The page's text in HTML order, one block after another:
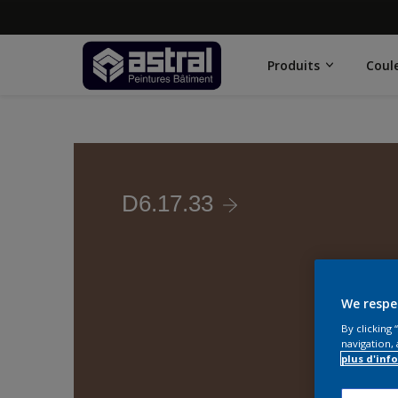
Produits
D6.17.33
We
By clicking
navigation,
plus